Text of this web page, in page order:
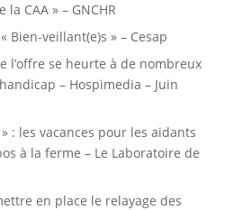
la CAA » – GNCHR
Bien-veillant(e)s » – Cesap
l’offre se heurte à de nombreux
– Hospimedia – Juin
: les vacances pour les aidants
à la ferme – Le Laboratoire de
en place le relayage des